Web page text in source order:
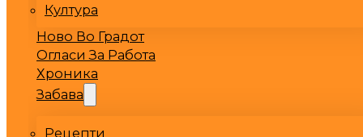
Култура
Ново Во Градот
Огласи За Работа
Хроника
Забава
Рецепти